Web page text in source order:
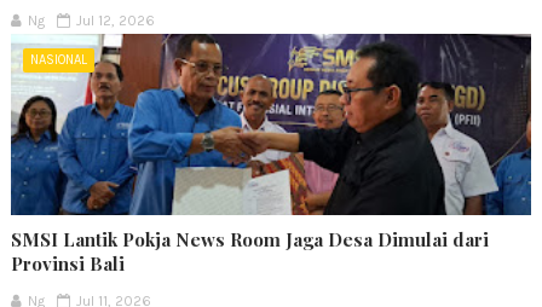
Ng Jul 12, 2026
NASIONAL
SMSI Lantik Pokja News Room Jaga Desa Dimulai dari
Provinsi Bali
Ng Jul 11, 2026